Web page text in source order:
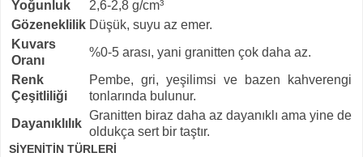
Yoğunluk
2,6-2,8 g/cm³
Gözeneklilik Düşük, suyu az emer.
Kuvars
Oranı
%0-5 arası, yani granitten çok daha az.
Renk
Çeşitliliği
Pembe, gri, yeşilimsi ve bazen kahverengi
tonlarında bulunur.
Dayanıklılık
Granitten biraz daha az dayanıklı ama yine de
oldukça sert bir taştır.
SİYENİTİN TÜRLERİ